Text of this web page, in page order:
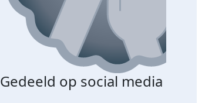
Gedeeld op social media